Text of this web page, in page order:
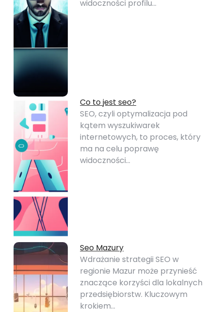
widoczności profilu…
Co to jest seo?
SEO, czyli optymalizacja pod
kątem wyszukiwarek
internetowych, to proces, który
ma na celu poprawę
widoczności…
Seo Mazury
Wdrażanie strategii SEO w
regionie Mazur może przynieść
znaczące korzyści dla lokalnych
przedsiębiorstw. Kluczowym
krokiem…